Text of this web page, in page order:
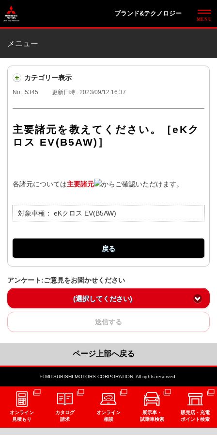
ブランド&テクノロジー
メニュー
カテゴリー表示
No : 5345 更新日時 : 2023/09/12 16:37
主要諸元を教えてください。［eKク
ロス EV(B5AW)］
各諸元については主要諸元 からご確認いただけます。
対象車種： eKクロス EV(B5AW)
戻る
アンケート:ご意見をお聞かせください
(選択してください)
送信する
ページ上部へ戻る
© MITSUBISHI MOTORS CORPORATION. All rights reserved.
オンライン
見積もり
カタログ
請求
オンライン
相談
展示車・
試乗車検索
販売店・充電
ポイント検索